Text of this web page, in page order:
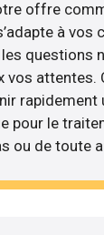
offre
à vos
questions
vos attentes.
rapidement
pour le
ou de toute